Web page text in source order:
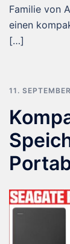
Familie von
einen
[…]
11.